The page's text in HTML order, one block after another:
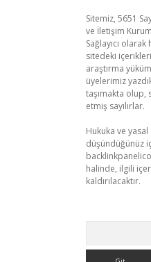
Sitemiz, 5651
ve İletişim
Sağlayıcı
sitedeki
araştırma
üyelerimiz
taşımakta olup,
etmiş sayılırlar.
Hukuka ve
düşündüğünüz
halinde, ilgili
kaldırılacaktır.